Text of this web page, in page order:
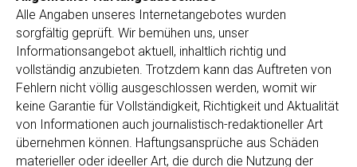
Alle Angaben unseres Internetangebotes wurden
sorgfältig geprüft. Wir bemühen uns, unser
Informationsangebot aktuell, inhaltlich richtig und
vollständig anzubieten. Trotzdem kann das Auftreten von
Fehlern nicht völlig ausgeschlossen werden, womit wir
keine Garantie für Vollständigkeit, Richtigkeit und Aktualität
von Informationen auch journalistisch-redaktioneller Art
übernehmen können. Haftungsansprüche aus Schäden
materieller oder ideeller Art, die durch die Nutzung der